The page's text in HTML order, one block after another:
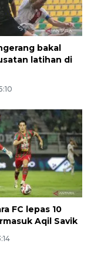
bakal
latihan di
FC lepas 10
Aqil Savik